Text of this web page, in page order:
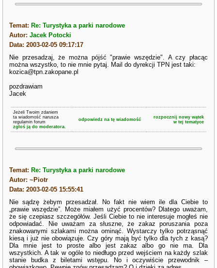
Temat: Re: Turystyka a parki narodowe
Autor:Jacek Potocki
Data: 2003-02-05 09:17:17
Nie przesadzaj, że można pójść "prawie wszędzie". A czy płacąc
można wszystko, to nie mnie pytaj. Mail do dyrekcji TPN jest taki:
kozica@tpn.zakopane.pl
pozdrawiam
Jacek
Jeżeli Twoim zdaniem
ta wiadomość narusza
regulamin forum
zgłoś ją do moderatora.
odpowiedz na tę wiadomość
rozpocznij nowy wątek
w tej tematyce
Temat: Re: Turystyka a parki narodowe
Autor: ~Piotr
Data: 2003-02-05 15:55:41
Nie sądzę żebym przesadzał. No fakt nie wiem ile dla Ciebie to
„prawie wszędzie”. Może miałem użyć procentów? Dlatego uważam,
że się czepiasz szczegółów. Jeśli Ciebie to nie interesuje mogłeś nie
odpowiadać. Nie uważam za słuszne, że zakaz poruszania poza
znakowanymi szlakami można ominąć. Wystarczy tylko potrząsnąć
kiesą i już nie obowiązuje. Czy góry mają być tylko dla tych z kasą?
Dla mnie jest to proste albo jest zakaz albo go nie ma. Dla
wszystkich. A tak w ogóle to niedługo przed wejściem na każdy szlak
stanie budka z biletami wstępu. No i oczywiście przewodnik –